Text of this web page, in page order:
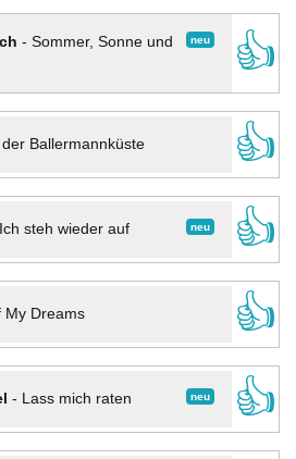
neu
- Sommer, Sonne und
👍
Ballermannküste
👍
neu
Ich steh wieder auf
👍
My Dreams
👍
neu
- Lass mich raten
👍